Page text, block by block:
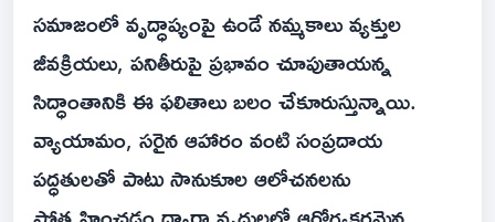
సమాజంలో వృద్ధాప్యంపై ఉండే నమ్మకాలు వ్యక్తుల
జీవక్రియలు, పనితీరుపై ప్రభావం చూపుతాయన్న
సిద్ధాంతానికి ఈ ఫలితాలు బలం చేకూరుస్తున్నాయి.
వ్యాయామం, సరైన ఆహారం వంటి సంప్రదాయ
పద్ధతులతో పాటు సానుకూల ఆలోచనలను